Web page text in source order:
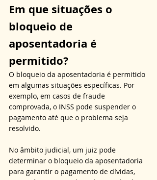
Em que situações o
bloqueio de
aposentadoria é
permitido?
O bloqueio da aposentadoria é permitido
em algumas situações específicas. Por
exemplo, em casos de fraude
comprovada, o INSS pode suspender o
pagamento até que o problema seja
resolvido.
No âmbito judicial, um juiz pode
determinar o bloqueio da aposentadoria
para garantir o pagamento de dívidas,